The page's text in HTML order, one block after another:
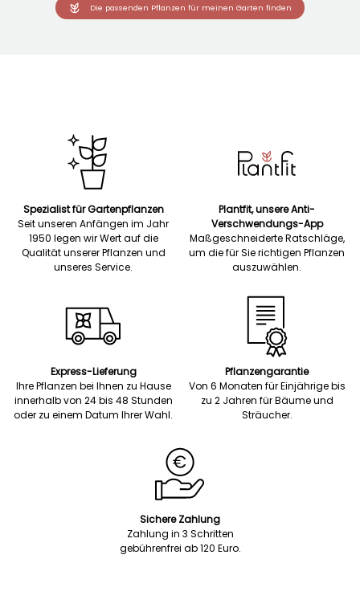
Die passenden Pflanzen für meinen Garten finden
Spezialist für Gartenpflanzen
Seit unseren Anfängen im Jahr
1950 legen wir Wert auf die
Qualität unserer Pflanzen und
unseres Service.
Plantfit, unsere Anti-
Verschwendungs-App
Maßgeschneiderte Ratschläge,
um die für Sie richtigen Pflanzen
auszuwählen.
Express-Lieferung
Ihre Pflanzen bei Ihnen zu Hause
innerhalb von 24 bis 48 Stunden
oder zu einem Datum Ihrer Wahl.
Pflanzengarantie
Von 6 Monaten für Einjährige bis
zu 2 Jahren für Bäume und
Sträucher.
Sichere Zahlung
Zahlung in 3 Schritten
gebührenfrei ab 120 Euro.